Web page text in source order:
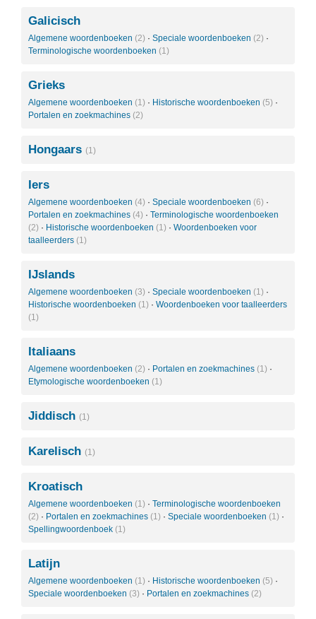
Galicisch
Algemene woordenboeken (2) · Speciale woordenboeken (2) ·
Terminologische woordenboeken (1)
Grieks
Algemene woordenboeken (1) · Historische woordenboeken (5) ·
Portalen en zoekmachines (2)
Hongaars (1)
Iers
Algemene woordenboeken (4) · Speciale woordenboeken (6) ·
Portalen en zoekmachines (4) · Terminologische woordenboeken
(2) · Historische woordenboeken (1) · Woordenboeken voor
taalleerders (1)
IJslands
Algemene woordenboeken (3) · Speciale woordenboeken (1) ·
Historische woordenboeken (1) · Woordenboeken voor taalleerders
(1)
Italiaans
Algemene woordenboeken (2) · Portalen en zoekmachines (1) ·
Etymologische woordenboeken (1)
Jiddisch (1)
Karelisch (1)
Kroatisch
Algemene woordenboeken (1) · Terminologische woordenboeken
(2) · Portalen en zoekmachines (1) · Speciale woordenboeken (1) ·
Spellingwoordenboek (1)
Latijn
Algemene woordenboeken (1) · Historische woordenboeken (5) ·
Speciale woordenboeken (3) · Portalen en zoekmachines (2)